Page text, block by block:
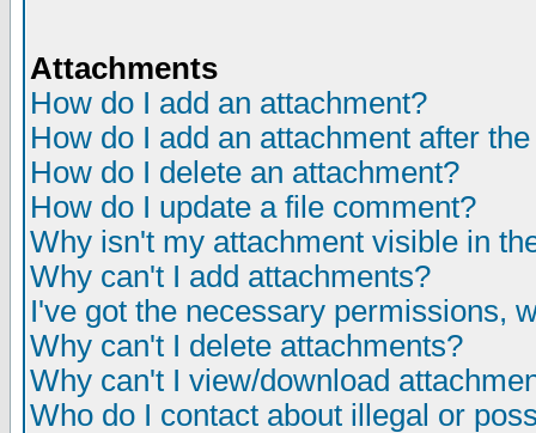
Attachments
How do I add an attachment?
How do I add an attachment after
How do I delete an attachment?
How do I update a file comment?
Why isn't my attachment visible in
Why can't I add attachments?
I've got the necessary permissions,
Why can't I delete attachments?
Why can't I view/download
Who do I contact about illegal or